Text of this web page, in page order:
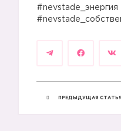
#nevstade_энергия
ПРЕДЫДУЩАЯ СТАТЬЯ